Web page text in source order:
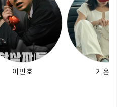
이민호 기은세